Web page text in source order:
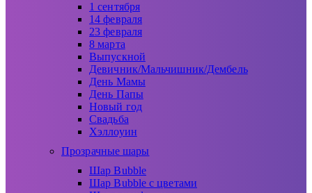
1 сентября
14 февраля
23 февраля
8 марта
Выпускной
Девичник/Мальчишник/Дембель
День Мамы
День Папы
Новый год
Свадьба
Хэллоуин
Прозрачные шары
Шар Bubble
Шар Bubble с цветами